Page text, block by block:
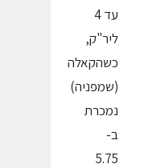
עד 4
ליר"ק,
כשהקאלה
(שמפניה)
נמכרת
ב-
5.75